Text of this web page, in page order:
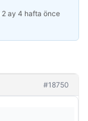
2 ay 4 hafta önce
#18750